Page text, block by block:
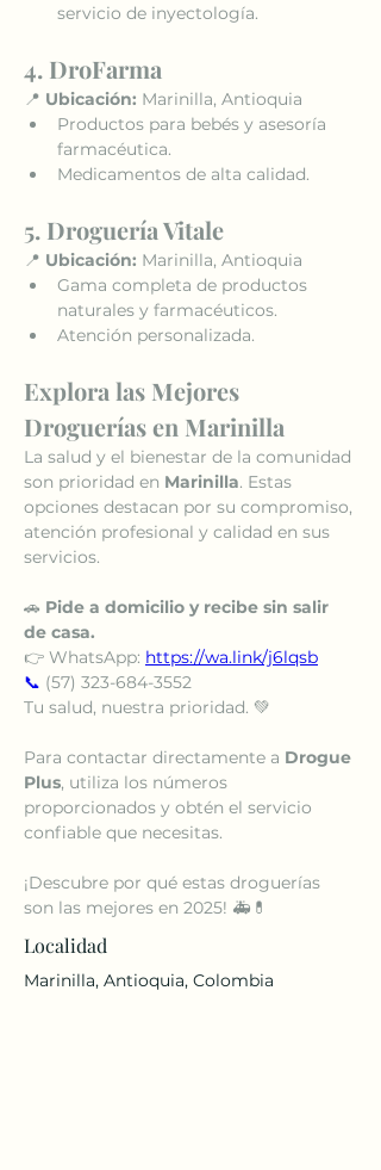
servicio de inyectología.
4. DroFarma
📍 Ubicación: Marinilla, Antioquia
Productos para bebés y asesoría
farmacéutica.
Medicamentos de alta calidad.
5. Droguería Vitale
📍 Ubicación: Marinilla, Antioquia
Gama completa de productos
naturales y farmacéuticos.
Atención personalizada.
Explora las Mejores
Droguerías en Marinilla
La salud y el bienestar de la comunidad
son prioridad en Marinilla. Estas
opciones destacan por su compromiso,
atención profesional y calidad en sus
servicios.
🚗 Pide a domicilio y recibe sin salir
de casa.
👉 WhatsApp: https://wa.link/j6lqsb
📞 (57) 323-684-3552
Tu salud, nuestra prioridad. 💚
Para contactar directamente a Drogue
Plus, utiliza los números
proporcionados y obtén el servicio
confiable que necesitas.
¡Descubre por qué estas droguerías
son las mejores en 2025! 🚑💊
Localidad
Marinilla, Antioquia, Colombia